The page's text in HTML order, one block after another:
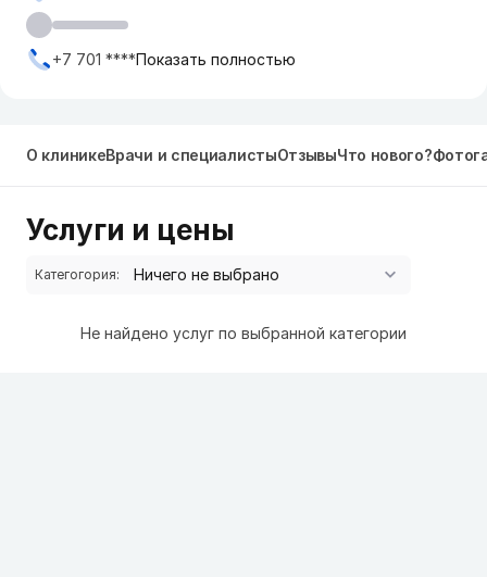
+7 701 ****Показать полностью
О клиникеВрачи и специалистыОтзывыЧто нового?
Услуги и цены
Категогория:
Не найдено услуг по выбранной категории